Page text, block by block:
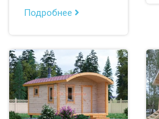
Подробнее